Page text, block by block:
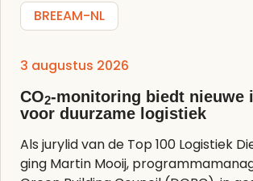
BREEAM-NL
3 augustus 2026
CO2-monitoring biedt nieuwe
voor duurzame logistiek
Als jurylid van de Top 100 Logistiek
ging Martin Mooij,